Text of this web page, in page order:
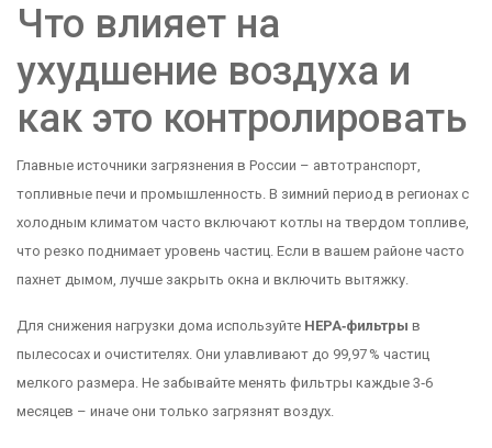
Что влияет на
ухудшение воздуха и
как это контролировать
Главные источники загрязнения в России – автотранспорт,
топливные печи и промышленность. В зимний период в регионах с
холодным климатом часто включают котлы на твердом топливе,
что резко поднимает уровень частиц. Если в вашем районе часто
пахнет дымом, лучше закрыть окна и включить вытяжку.
Для снижения нагрузки дома используйте HEPA‑фильтры в
пылесосах и очистителях. Они улавливают до 99,97 % частиц
мелкого размера. Не забывайте менять фильтры каждые 3‑6
месяцев – иначе они только загрязнят воздух.